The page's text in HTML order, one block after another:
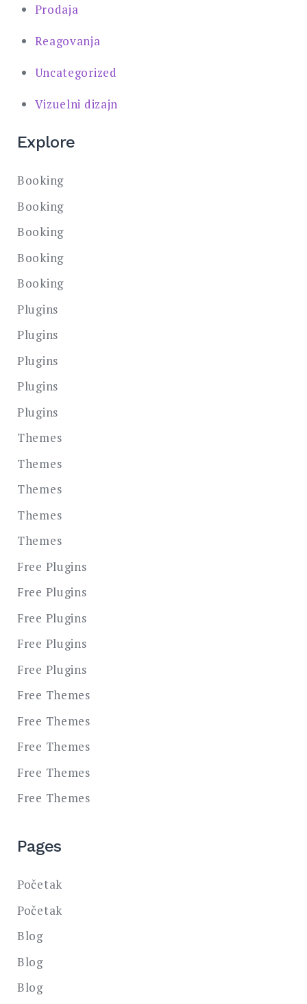
Prodaja
Reagovanja
Uncategorized
Vizuelni dizajn
Explore
Booking
Booking
Booking
Booking
Booking
Plugins
Plugins
Plugins
Plugins
Plugins
Themes
Themes
Themes
Themes
Themes
Free Plugins
Free Plugins
Free Plugins
Free Plugins
Free Plugins
Free Themes
Free Themes
Free Themes
Free Themes
Free Themes
Pages
Početak
Početak
Blog
Blog
Blog